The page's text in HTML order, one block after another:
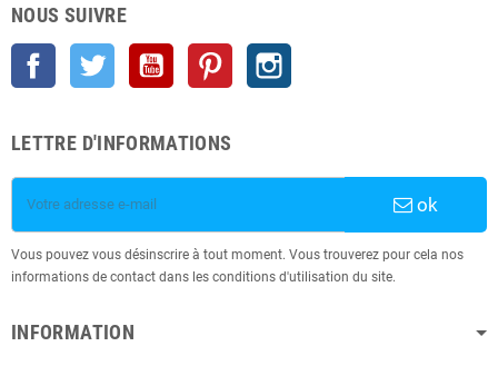
NOUS SUIVRE
Facebook Twitter YouTube Pinterest
LETTRE D'INFORMATIONS
ok
Vous pouvez vous désinscrire à tout moment. Vous trouverez pour cela nos
informations de contact dans les conditions d'utilisation du site.
INFORMATION